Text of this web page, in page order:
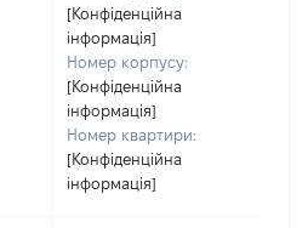
[Конфіденційна
інформація]
Номер корпусу:
[Конфіденційна
інформація]
Номер квартири:
[Конфіденційна
інформація]